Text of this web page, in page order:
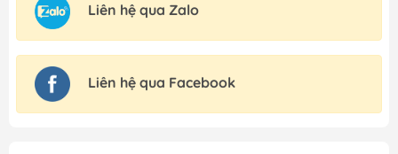
Liên hệ qua Zalo
Liên hệ qua Facebook